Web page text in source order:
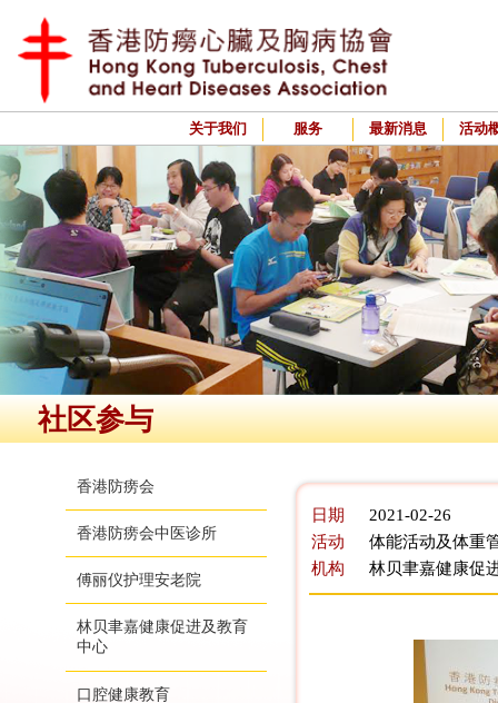
关于我们 服务 最新消息 活动
社区参与
香港防痨会
香港防痨会中医诊所
傅丽仪护理安老院
林贝聿嘉健康促进及教育
中心
口腔健康教育
日期
2021-02-26
活动
体能活动及体重
机构
林贝聿嘉健康促